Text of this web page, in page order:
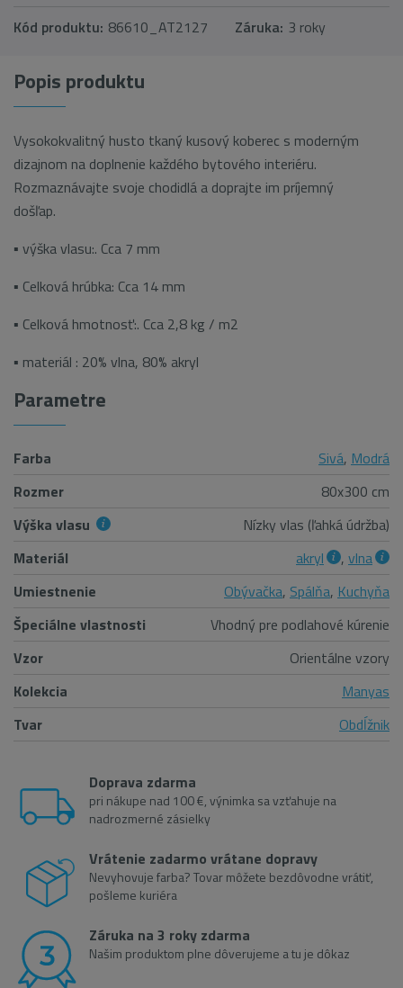
Kód produktu: 86610_AT2127 Záruka: 3 roky
Popis produktu
Vysokokvalitný husto tkaný kusový koberec s moderným
dizajnom na doplnenie každého bytového interiéru.
Rozmaznávajte svoje chodidlá a doprajte im príjemný
došľap.
▪ výška vlasu:. Cca 7 mm
▪ Celková hrúbka: Cca 14 mm
▪ Celková hmotnosť:. Cca 2,8 kg / m2
▪ materiál : 20% vlna, 80% akryl
Parametre
Farba Sivá, Modrá
Rozmer
80x300 cm
Výška vlasu
Nízky vlas (ľahká údržba)
Materiál
akryl , vlna
Umiestnenie
Obývačka, Spálňa, Kuchyňa
Špeciálne vlastnosti
Vhodný pre podlahové kúrenie
Vzor
Orientálne vzory
Kolekcia
Manyas
Tvar
Obdĺžnik
Doprava zdarma
pri nákupe nad 100 €, výnimka sa vzťahuje na
nadrozmerné zásielky
Vrátenie zadarmo vrátane dopravy
Nevyhovuje farba? Tovar môžete bezdôvodne vrátiť,
pošleme kuriéra
Záruka na 3 roky zdarma
Našim produktom plne dôverujeme a tu je dôkaz